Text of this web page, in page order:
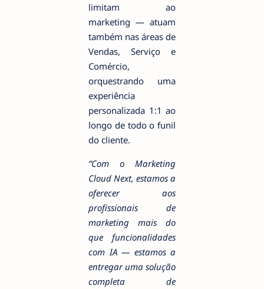
limitam ao
marketing — atuam
também nas áreas de
Vendas, Serviço e
Comércio,
orquestrando uma
experiência
personalizada 1:1 ao
longo de todo o funil
do cliente.
“Com o Marketing
Cloud Next, estamos a
oferecer aos
profissionais de
marketing mais do
que funcionalidades
com IA — estamos a
entregar uma solução
completa de